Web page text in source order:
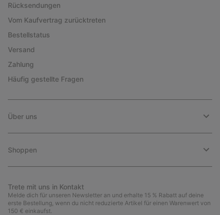
Rücksendungen
Vom Kaufvertrag zurücktreten
Bestellstatus
Versand
Zahlung
Häufig gestellte Fragen
Über uns
Shoppen
Trete mit uns in Kontakt
Melde dich für unseren Newsletter an und erhalte 15 % Rabatt auf deine
erste Bestellung, wenn du nicht reduzierte Artikel für einen Warenwert von
150 € einkaufst.